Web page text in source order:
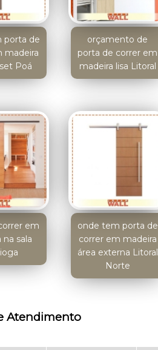
porta de
madeira
Poá
orçamento de
porta de correr em
madeira lisa Litoral
em
na sala
onde tem porta de
correr em madeira
área externa Litoral
Norte
Atendimento